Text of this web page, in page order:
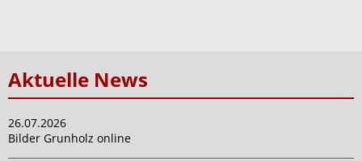
Aktuelle News
26.07.2026
Bilder Grunholz online